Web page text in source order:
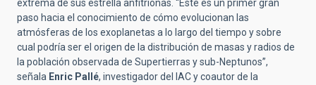
extrema de sus estrella anfitrionas. “Este es un primer gran
paso hacia el conocimiento de cómo evolucionan las
atmósferas de los exoplanetas a lo largo del tiempo y sobre
cual podría ser el origen de la distribución de masas y radios de
la población observada de Supertierras y sub-Neptunos”,
señala Enric Pallé, investigador del IAC y coautor de la